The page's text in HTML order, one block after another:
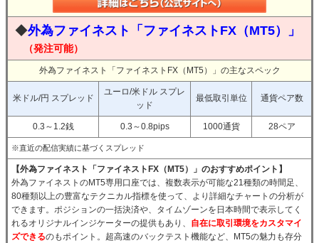
◆外為ファイネスト「ファイネストFX（MT5）」
（発注可能）
外為ファイネスト「ファイネストFX（MT5）」の主なスペック
米ドル/円 スプレッド
ユーロ/米ドル スプレ
ッド
最低取引単位 通貨ペア数
0.3～1.2銭 0.3～0.8pips 1000通貨 28ペア
※直近の配信実績に基づくスプレッド
【外為ファイネスト「ファイネストFX（MT5）」のおすすめポイント】
外為ファイネストのMT5専用口座では、複数表示が可能な21種類の時間足、
80種類以上の豊富なテクニカル指標を使って、より詳細なチャートの分析が
できます。ポジションの一括決済や、タイムゾーンを日本時間で表示してく
れるオリジナルインジケーターの提供もあり、 自在に取引環境をカスタマイ
ズできるのもポイント。超高速のバックテスト機能など、MT5の魅力も存分